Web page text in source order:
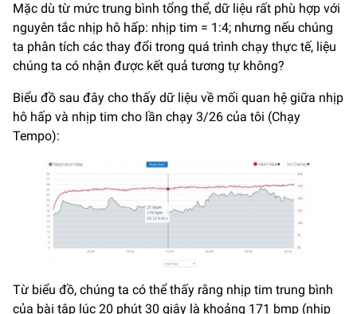
Mặc dù từ mức trung bình tổng thể, dữ liệu rất phù hợp với
nguyên tắc nhịp hô hấp: nhịp tim = 1:4; nhưng nếu chúng
ta phân tích các thay đổi trong quá trình chạy thực tế, liệu
chúng ta có nhận được kết quả tương tự không?
Biểu đồ sau đây cho thấy dữ liệu về mối quan hệ giữa nhịp
hô hấp và nhịp tim cho lần chạy 3/26 của tôi (Chạy
Tempo):
Từ biểu đồ, chúng ta có thể thấy rằng nhịp tim trung bình
của bài tập lúc 20 phút 30 giây là khoảng 171 bmp (nhịp